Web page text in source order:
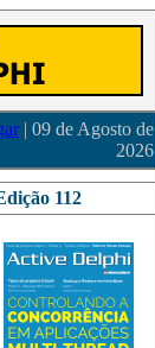
| 09 de Agosto de
2026
112